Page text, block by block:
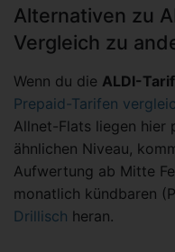
Alternativen zu
Vergleich zu
Wenn du die ALDI-
Prepaid-Tarifen
Allnet-Flats liegen hier
ähnlichen Niveau,
Aufwertung ab Mitte
monatlich kündbaren
Drillisch heran.